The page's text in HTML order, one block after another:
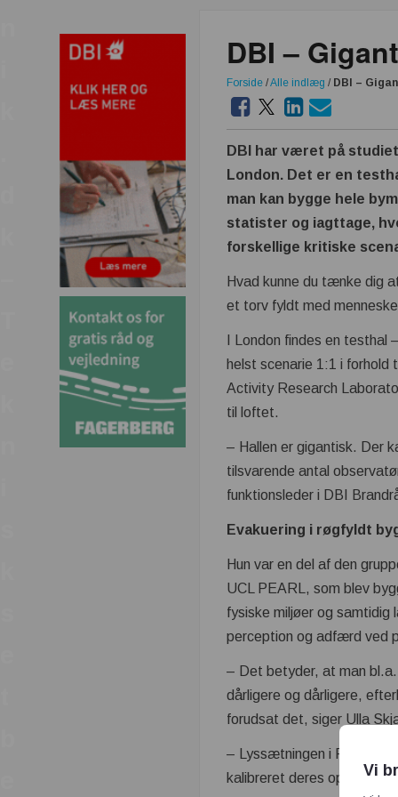
DBI –
Forside /Alle indlæg / DBI –
DBI har været på
London. Det er en
man kan bygge hele
statister og iagttage,
forskellige kritiske
Hvad kunne du tænke dig
et torv fyldt med
I London findes en
helst scenarie 1:1 i forhold
Activity Research
til loftet.
– Hallen er gigantisk. Der
tilsvarende antal
funktionsleder i DBI
Evakuering i røgfyldt
Hun var en del af den
UCL PEARL, som blev
fysiske miljøer og samtidig
perception og adfærd ved
– Det betyder, at man
dårligere og dårligere,
forudsat det, siger Ulla
– Lyssætningen i PEARL
kalibreret deres
Vi